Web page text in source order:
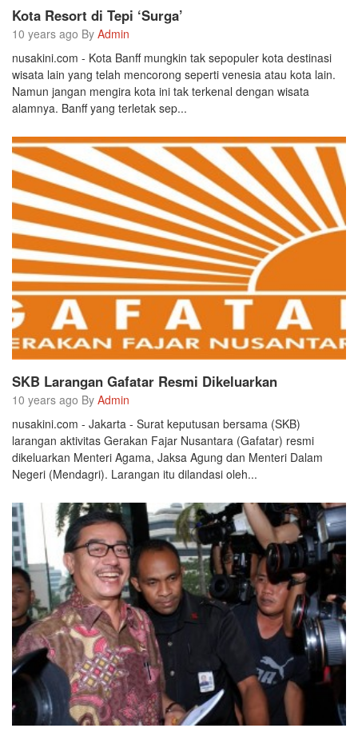
Kota Resort di Tepi ‘Surga’
10 years ago By Admin
nusakini.com - Kota Banff mungkin tak sepopuler kota destinasi
wisata lain yang telah mencorong seperti venesia atau kota lain.
Namun jangan mengira kota ini tak terkenal dengan wisata
alamnya. Banff yang terletak sep...
SKB Larangan Gafatar Resmi Dikeluarkan
10 years ago By Admin
nusakini.com - Jakarta - Surat keputusan bersama (SKB)
larangan aktivitas Gerakan Fajar Nusantara (Gafatar) resmi
dikeluarkan Menteri Agama, Jaksa Agung dan Menteri Dalam
Negeri (Mendagri). Larangan itu dilandasi oleh...